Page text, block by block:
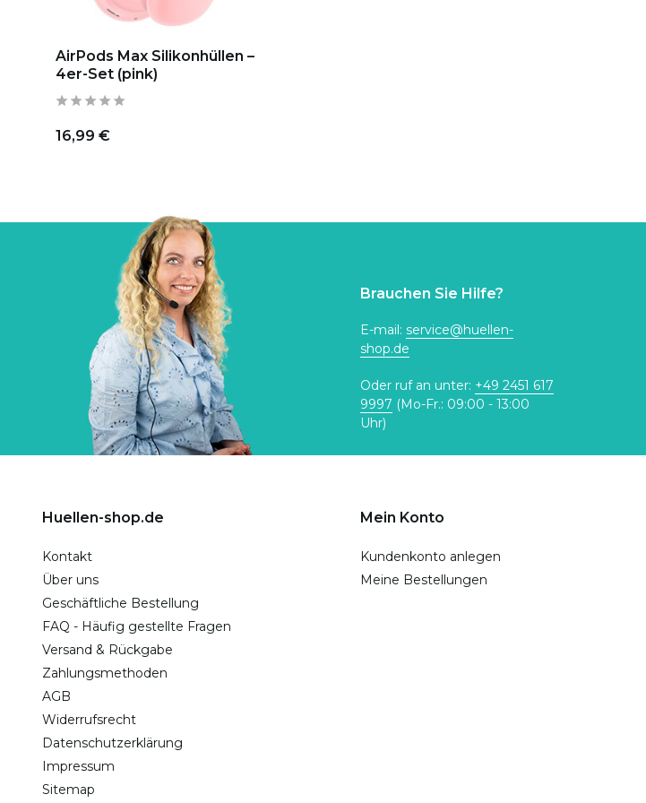
AirPods Max Silikonhüllen –
4er-Set (pink)
16,99 €
Brauchen Sie Hilfe?
E-mail: service@huellen-
shop.de
Oder ruf an unter: +49 2451 617
9997 (Mo-Fr.: 09:00 - 13:00
Uhr)
Huellen-shop.de
Kontakt
Über uns
Geschäftliche Bestellung
FAQ - Häufig gestellte Fragen
Versand & Rückgabe
Zahlungsmethoden
AGB
Widerrufsrecht
Datenschutzerklärung
Impressum
Sitemap
Mein Konto
Kundenkonto anlegen
Meine Bestellungen